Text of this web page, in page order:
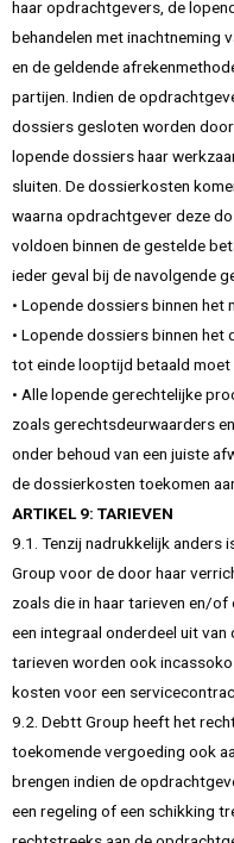
haar opdrachtgevers, de
behandelen met inachtneming
en de geldende
partijen. Indien de
dossiers gesloten worden
lopende dossiers haar
sluiten. De dossierkosten
waarna opdrachtgever deze
voldoen binnen de gestelde
ieder geval bij de navolgende
• Lopende dossiers binnen het
• Lopende dossiers binnen
tot einde looptijd betaald
• Alle lopende gerechtelijke
zoals gerechtsdeurwaarders
onder behoud van een juiste
de dossierkosten toekomen
ARTIKEL 9: TARIEVEN
9.1. Tenzij nadrukkelijk anders
Group voor de door haar
zoals die in haar tarieven en/
een integraal onderdeel uit van
tarieven worden ook
kosten voor een
9.2. Debtt Group heeft het
toekomende vergoeding ook
brengen indien de
een regeling of een schikking